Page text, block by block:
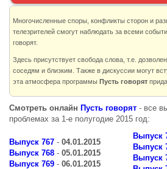
Многочисленные споры, конфликты сторон и
телезрителей смогут наблюдать за всеми
говорят.
Здесь присутствует свобода слова, т.е.
соседям и близким. Также в дискуссии могут
эта атмосфера программы Пусть говорят
Смотреть онлайн Пусть говорят - все
проблемах за 1-е полугодие 2015 год:
Выпуск 767 - 04.01.2015
Выпуск 768 - 05.01.2015
Выпуск 769 - 06.01.2015
Выпуск
Выпуск
Выпуск